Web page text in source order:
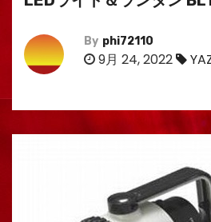
By phi72110
9月 24, 2022